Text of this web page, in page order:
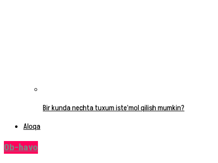
Bir kunda nechta tuxum iste’mol qilish mumkin?
Aloqa
Ob-havo